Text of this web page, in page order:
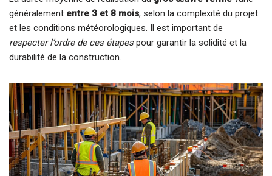
généralement entre 3 et 8 mois, selon la complexité du projet
et les conditions météorologiques. Il est important de
respecter l’ordre de ces étapespour garantir la solidité et la
durabilité de la construction.